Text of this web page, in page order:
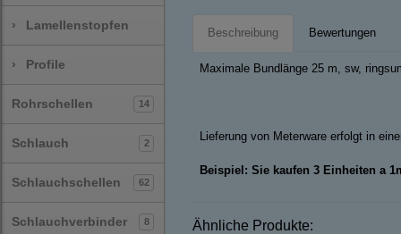
› Lamellenstopfen
› Profile
Rohrschellen 14
Schlauch 2
Schlauchschellen 62
Schlauchverbinder 8
Beschreibung Bewertungen
Maximale Bundlänge 25 m, sw,
Lieferung von Meterware erfolgt in
Beispiel: Sie kaufen 3 Einheiten a
Ähnliche Produkte: